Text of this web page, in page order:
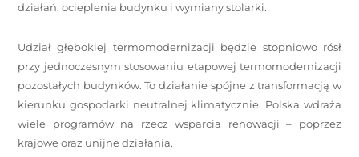
działań: ocieplenia budynku i wymiany stolarki.
Udział głębokiej termomodernizacji będzie stopniowo rósł
przy jednoczesnym stosowaniu etapowej termomodernizacji
pozostałych budynków. To działanie spójne z transformacją w
kierunku gospodarki neutralnej klimatycznie. Polska wdraża
wiele programów na rzecz wsparcia renowacji – poprzez
krajowe oraz unijne działania.